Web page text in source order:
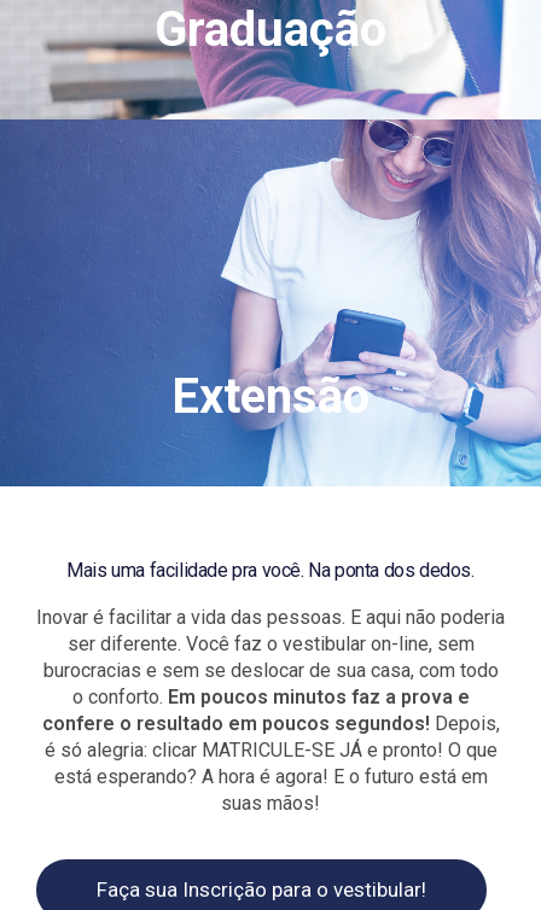
Graduação
Extensão
Mais uma facilidade pra você. Na ponta dos dedos.
Inovar é facilitar a vida das pessoas. E aqui não poderia
ser diferente. Você faz o vestibular on-line, sem
burocracias e sem se deslocar de sua casa, com todo
o conforto. Em poucos minutos faz a prova e
confere o resultado em poucos segundos! Depois,
é só alegria: clicar MATRICULE-SE JÁ e pronto! O que
está esperando? A hora é agora! E o futuro está em
suas mãos!
Faça sua Inscrição para o vestibular!